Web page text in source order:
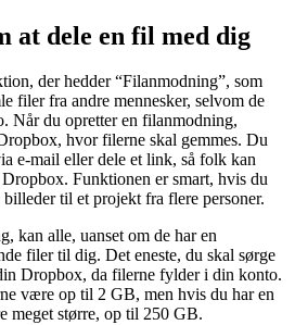
at dele en fil med dig
der hedder “Filanmodning”, som
filer fra andre mennesker, selvom de
Når du opretter en filanmodning,
hvor filerne skal gemmes. Du
e-mail eller dele et link, så folk kan
Funktionen er smart, hvis du
til et projekt fra flere personer.
kan alle, uanset om de har en
filer til dig. Det eneste, du skal sørge
Dropbox, da filerne fylder i din konto.
være op til 2 GB, men hvis du har en
meget større, op til 250 GB.